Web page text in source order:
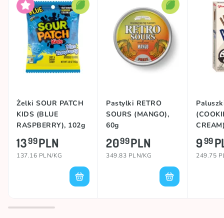
Żelki SOUR PATCH
KIDS (BLUE
RASPBERRY), 102g
1399PLN
137.16 PLN/KG
Pastylki RETRO
SOURS (MANGO),
60g
2099PLN
349.83 PLN/KG
999
249.75